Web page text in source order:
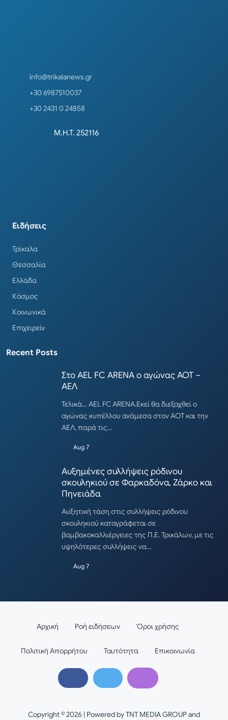
info@trikalanews.gr
+30 6987510037
+30 2431 0 24858
Μ.Η.Τ. 252116
Ειδήσεις
Τρίκαλα
Θεσσαλία
Ελλάδα
Κόσμος
Κοινωνικά
Επιχειρείν
Recent Posts
Στο AEL FC ARENA ο αγώνας ΑΟΤ –
ΑΕΛ
Τελικά… AEL FC ARENA.Εκεί θα διεξαχθεί ο
αγώνας κυπέλλου ανάμεσα στον ΑΟΤ και την
ΑΕΛ, παρά τις…
Aug 7
Αυξημένες συλλήψεις ρόδινου
σκουληκιού σε Φαρκαδόνα, Ζάρκο και
Πηνειάδα
Αυξητική τάση στις συλλήψεις ρόδινου
σκουληκιού καταγράφεται σε
βαμβακοκαλλιέργειες της Π.Ε. Τρικάλων, με τις
υψηλότερες συλλήψεις να…
Aug 7
Copyright © 2026 | Powered by TNT MEDIA GROUP and
Αρχική Ροή ειδήσεων Όροι χρήσης
Πολιτική Απορρήτου Ταυτότητα Επικοινωνία